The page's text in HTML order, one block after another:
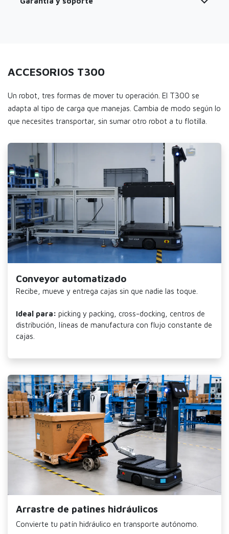
ACCESORIOS T300
Un robot, tres formas de mover tu operación. El T300 se
adapta al tipo de carga que manejas. Cambia de modo según lo
que necesites transportar, sin sumar otro robot a tu flotilla.
Conveyor automatizado
Recibe, mueve y entrega cajas sin que nadie las toque.
Ideal para: picking y packing, cross-docking, centros de
distribución, líneas de manufactura con flujo constante de
cajas.
Arrastre de patines hidráulicos
Convierte tu patín hidráulico en transporte autónomo.